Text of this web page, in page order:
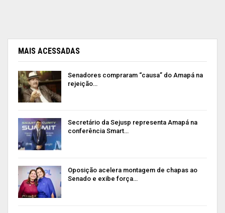
MAIS ACESSADAS
Senadores compraram “causa” do Amapá na
rejeição…
Secretário da Sejusp representa Amapá na
conferência Smart…
Oposição acelera montagem de chapas ao
Senado e exibe força…